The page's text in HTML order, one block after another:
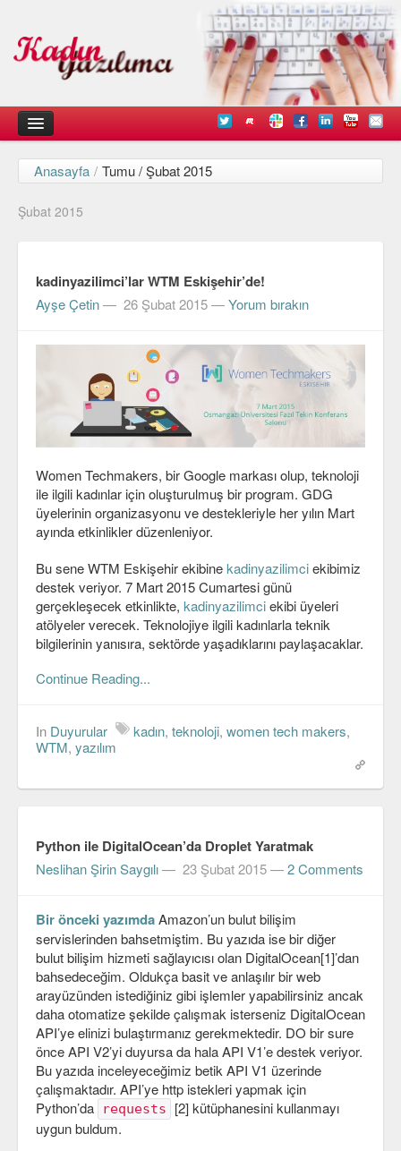
Kadın
Duyurular
Düşündüklerimiz
Teknik
Javascript
PHP
Python
Scala
Güvenlik
Mobil
OS
Veritabanı
PostgreSQL
Robotik
Biz
Biz Kimiz?
Yazarlar
Etkinlikler
Bize Katılın
Anasayfa / Tumu / Şubat 2015
Şubat 2015
kadinyazilimci’lar WTM Eskişehir’de!
Ayşe Çetin— 26 Şubat 2015—Yorum bırakın
Women Techmakers, bir Google markası olup, teknoloji
ile ilgili kadınlar için oluşturulmuş bir program. GDG
üyelerinin organizasyonu ve destekleriyle her yılın Mart
ayında etkinlikler düzenleniyor.
Bu sene WTM Eskişehir ekibinekadinyazilimciekibimiz
destek veriyor. 7 Mart 2015 Cumartesi günü
gerçekleşecek etkinlikte, kadinyazilimciekibi üyeleri
atölyeler verecek. Teknolojiye ilgili kadınlarla teknik
bilgilerinin yanısıra, sektörde yaşadıklarını paylaşacaklar.
Continue Reading...
In Duyurular kadın, teknoloji, women tech makers,
WTM, yazılım
Python ile DigitalOcean’da Droplet Yaratmak
Neslihan Şirin Saygılı— 23 Şubat 2015—2 Comments
Bir önceki yazımdaAmazon’un bulut bilişim
servislerinden bahsetmiştim. Bu yazıda ise bir diğer
bulut bilişim hizmeti sağlayıcısı olan DigitalOcean[1]’dan
bahsedeceğim. Oldukça basit ve anlaşılır bir web
arayüzünden istediğiniz gibi işlemler yapabilirsiniz ancak
daha otomatize şekilde çalışmak isterseniz DigitalOcean
API’ye elinizi bulaştırmanız gerekmektedir. DO bir sure
önce API V2’yi duyursa da hala API V1’e destek veriyor.
Bu yazıda inceleyeceğimiz betik API V1 üzerinde
çalışmaktadır. API’ye http istekleri yapmak için
Python’da
requests
[2] kütüphanesini kullanmayı
uygun buldum.